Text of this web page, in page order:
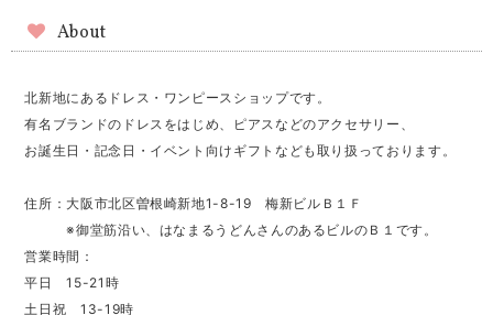
About
北新地にあるドレス・ワンピースショップです。
有名ブランドのドレスをはじめ、ピアスなどのアクセサリー、
お誕生日・記念日・イベント向けギフトなども取り扱っております。
住所：大阪市北区曽根崎新地1-8-19 梅新ビルＢ１Ｆ
※御堂筋沿い、はなまるうどんさんのあるビルのＢ１です。
営業時間：
平日 15-21時
土日祝 13-19時